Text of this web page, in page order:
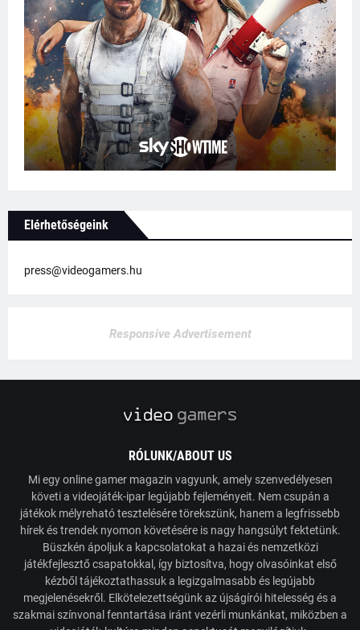
Elérhetőségeink
press@videogamers.hu
Responsive Advertisement
RÓLUNK/ABOUT US
Mi egy online gamer magazin vagyunk, amely szenvedélyesen
követi a videojáték-ipar legújabb fejleményeit. Nem csupán a
játékok mélyreható tesztelésére törekszünk, hanem a legfrissebb
hírek és trendek nyomon követésére is nagy hangsúlyt fektetünk.
Büszkén ápoljuk a kapcsolatokat a hazai és nemzetközi
játékfejlesztő csapatokkal, így biztosítva, hogy olvasóinkat első
kézből tájékoztathassuk a legizgalmasabb és legújabb
megjelenésekről. Elkötelezettségünk az újságírói hitelesség és a
szakmai színvonal fenntartása iránt vezérli munkánkat, miközben a